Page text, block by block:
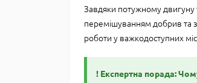
Завдяки потужному двигуну
перемішуванням добрив та
роботи у важкодоступних
! Експертна порада: